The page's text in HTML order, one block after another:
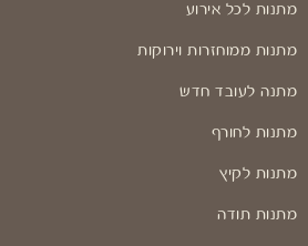
מתנות לכל אירוע
מתנות ממוחזרות וירוקות
מתנה לעובד חדש
מתנות לחורף
מתנות לקיץ
מתנות תודה